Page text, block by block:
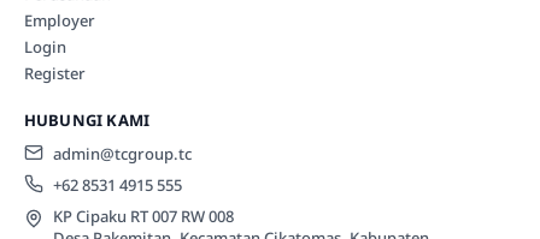
Employer
Login
Register
HUBUNGI KAMI
admin@tcgroup.tc
+62 8531 4915 555
KP Cipaku RT 007 RW 008